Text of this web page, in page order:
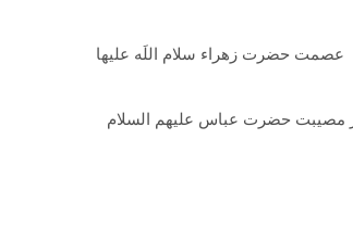
عصمت حضرت زهراء سلام اللَه علیها
مصیبت حضرت عباس علیهم السلام